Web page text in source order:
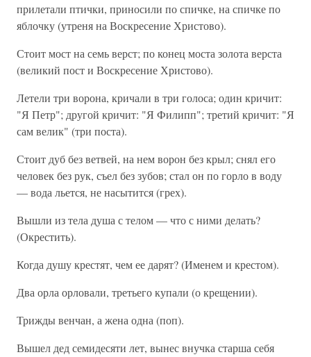
прилетали птички, приносили по спичке, на спичке по
яблочку (утреня на Воскресение Христово).
Стоит мост на семь верст; по конец моста золота верста
(великий пост и Воскресение Христово).
Летели три ворона, кричали в три голоса; один кричит:
"Я Петр"; другой кричит: "Я Филипп"; третий кричит: "Я
сам велик" (три поста).
Стоит дуб без ветвей, на нем ворон без крыл; снял его
человек без рук, съел без зубов; стал он по горло в воду
— вода льется, не насытится (грех).
Вышли из тела душа с телом — что с ними делать?
(Окрестить).
Когда душу крестят, чем ее дарят? (Именем и крестом).
Два орла орловали, третьего купали (о крещении).
Трижды венчан, а жена одна (поп).
Вышел дед семидесяти лет, вынес внучка старша себя